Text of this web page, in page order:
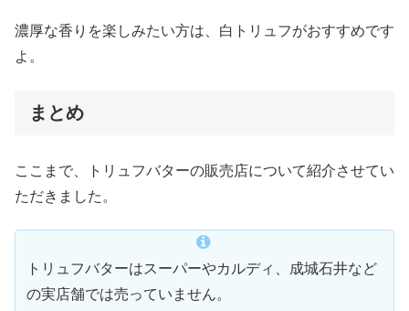
濃厚な香りを楽しみたい方は、白トリュフがおすすめです
よ。
まとめ
ここまで、トリュフバターの販売店について紹介させてい
ただきました。
トリュフバターはスーパーやカルディ、成城石井など
の実店舗では売っていません。